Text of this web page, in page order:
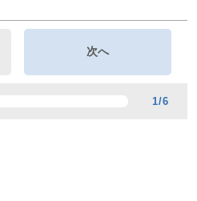
1/6